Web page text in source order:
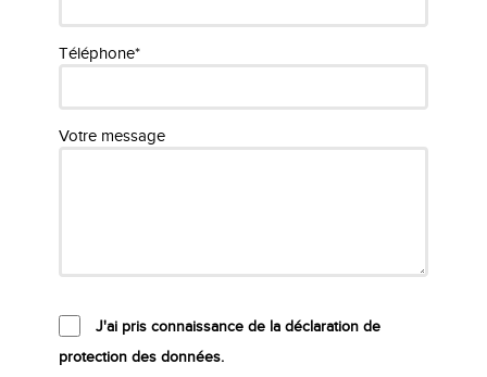
Téléphone*
Votre message
J'ai pris connaissance de la déclaration de
protection des données.